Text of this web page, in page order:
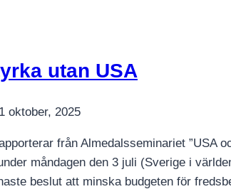
utan USA
1 oktober, 2025
från Almedalsseminariet ”USA
måndagen den 3 juli (Sverige i
beslut att minska budgeten för